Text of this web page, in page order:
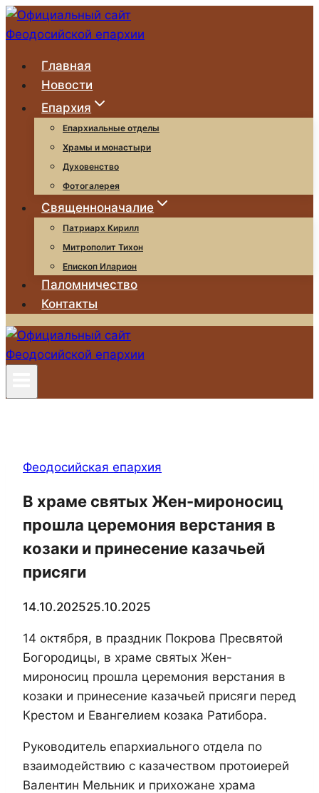
Перейти
к
Главная
Новости
Епархия
Епархиальные отделы
Храмы и монастыри
Духовенство
Фотогалерея
Священноначалие
Патриарх Кирилл
Митрополит Тихон
Епископ Иларион
Паломничество
Контакты
Феодосийская епархия
В храме святых Жен-мироносиц
прошла церемония верстания в
козаки и принесение казачьей
присяги
14.10.202525.10.2025
14 октября, в праздник Покрова Пресвятой
Богородицы, в храме святых Жен-
мироносиц прошла церемония верстания в
козаки и принесение казачьей присяги перед
Крестом и Евангелием козака Ратибора.
Руководитель епархиального отдела по
взаимодействию с казачеством протоиерей
Валентин Мельник и прихожане храма